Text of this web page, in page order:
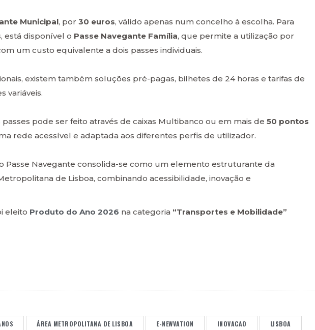
Municipal, por 30 euros, válido apenas num concelho à escolha. Para
está disponível o Passe Navegante Família, que permite a utilização por
um custo equivalente a dois passes individuais.
existem também soluções pré-pagas, bilhetes de 24 horas e tarifas de
variáveis.
pode ser feito através de caixas Multibanco ou em mais de 50 pontos
rede acessível e adaptada aos diferentes perfis de utilizador.
Passe Navegante consolida-se como um elemento estruturante da
de Lisboa, combinando acessibilidade, inovação e
eleito Produto do Ano 2026 na categoria “Transportes e Mobilidade”
ÁREA METROPOLITANA DE LISBOA E-NEWVATION INOVACAO LISBOA